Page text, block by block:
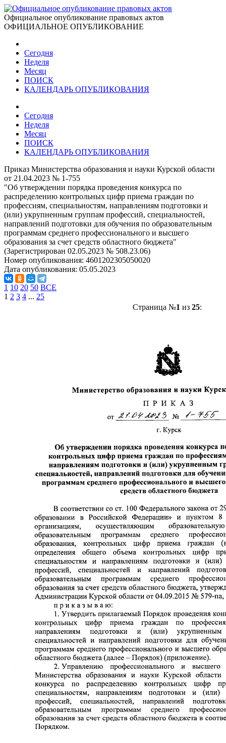
Официальное опубликование правовых актов
ОФИЦИАЛЬНОЕ ОПУБЛИКОВАНИЕ
Сегодня
Неделя
Месяц
ПОИСК
КАЛЕНДАРЬ ОПУБЛИКОВАНИЯ
Сегодня
Неделя
Месяц
ПОИСК
КАЛЕНДАРЬ ОПУБЛИКОВАНИЯ
Приказ Министерства образования и науки Курской области
от 21.04.2023 № 1-755
"Об утверждении порядка проведения конкурса по
распределению контрольных цифр приема граждан по
профессиям, специальностям, направлениям подготовки и
(или) укрупненным группам профессий, специальностей,
направлений подготовки для обучения по образовательным
программам среднего профессионального и высшего
образования за счет средств областного бюджета"
(Зарегистрирован 02.05.2023 № 508.23.06)
Номер опубликования: 4601202305050020
Дата опубликования: 05.05.2023
1 10 20 50 ВСЕ
1 2 3 4 ... 25
Страница №1 из 25: